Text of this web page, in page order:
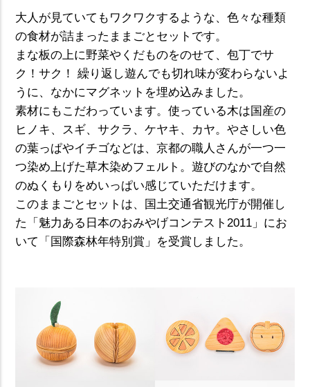
大人が見ていてもワクワクするような、色々な種類
の食材が詰まったままごとセットです。
まな板の上に野菜やくだものをのせて、包丁でサ
ク！サク！ 繰り返し遊んでも切れ味が変わらないよ
うに、なかにマグネットを埋め込みました。
素材にもこだわっています。使っている木は国産の
ヒノキ、スギ、サクラ、ケヤキ、カヤ。やさしい色
の葉っぱやイチゴなどは、京都の職人さんが一つ一
つ染め上げた草木染めフェルト。遊びのなかで自然
のぬくもりをめいっぱい感じていただけます。
このままごとセットは、国土交通省観光庁が開催し
た「魅力ある日本のおみやげコンテスト2011」にお
いて「国際森林年特別賞」を受賞しました。